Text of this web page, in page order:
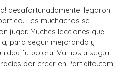
desafortunadamente llegaron
Los muchachos se
jugar. Muchas lecciones que
para seguir mejorando y
futbolera. Vamos a seguir
por creer en Partidito.com